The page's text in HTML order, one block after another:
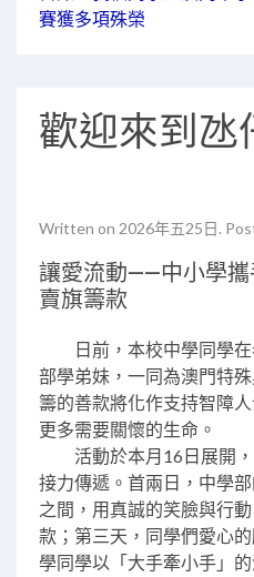
賽獲多項殊榮
歡迎來到氹
Written on 2026年五25日.
讓愛流動——中小學
賣旗籌款
日前，本校中學同學
部學弟妹，一同為澳門特
籌的善款將化作支持智障
更多需要關懷的生命。
活動於本月16日展開，
接力傳遞。首兩日，中學
之間，用真誠的笑臉與行
款；第三天，同學們愛心
學同學以「大手牽小手」